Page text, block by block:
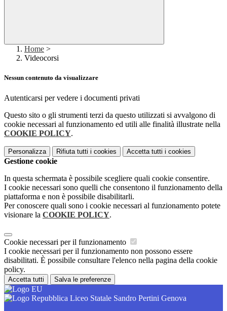
Home >
Videocorsi
Nessun contenuto da visualizzare
Autenticarsi per vedere i documenti privati
Questo sito o gli strumenti terzi da questo utilizzati si avvalgono di
cookie necessari al funzionamento ed utili alle finalità illustrate nella
COOKIE POLICY.
Personalizza Rifiuta tutti i cookies Accetta tutti i cookies
Gestione cookie
In questa schermata è possibile scegliere quali cookie consentire.
I cookie necessari sono quelli che consentono il funzionamento della
piattaforma e non è possibile disabilitarli.
Per conoscere quali sono i cookie necessari al funzionamento potete
visionare la COOKIE POLICY.
Cookie necessari per il funzionamento
I cookie necessari per il funzionamento non possono essere
disabilitati. È possibile consultare l'elenco nella pagina della cookie
policy.
Accetta tutti Salva le preferenze
Liceo Statale Sandro Pertini Genova